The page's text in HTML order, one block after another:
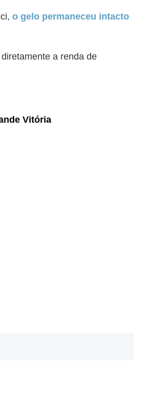
o gelo permaneceu intacto
a renda de
Vitória